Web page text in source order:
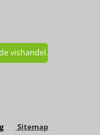
vishandel.
Sitemap